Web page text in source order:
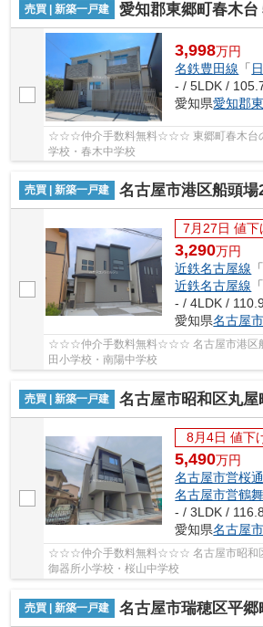
売買 | 新築一戸建 愛知郡東郷町春木台５丁目16-9【仲介手数料
3,998万円
名鉄豊田線 「
- / 5LDK /
愛知県愛知郡
☆☆☆仲介手数料無料☆☆☆ 東郷町春木台の
学校・春木中学校
売買 | 新築一戸建 名古屋市港区船頭場2丁目802【仲介手
7月27日 値下
3,290万円
近鉄名古屋線
近鉄名古屋線 「
- / 4LDK /
愛知県名古屋
☆☆☆仲介手数料無料☆☆☆ 名古屋市港区船
田小学校・南陽中学校
売買 | 新築一戸建 名古屋市昭和区丸屋町1丁目2-10【仲介手数
8月4日 値下
5,490万円
名古屋市営桜
名古屋市営鶴
- / 3LDK /
愛知県名古屋
☆☆☆仲介手数料無料☆☆☆ 名古屋市昭和区
御器所小学校・桜山中学校
売買 | 新築一戸建 名古屋市瑞穂区平郷町3丁目9-1【仲介手数料